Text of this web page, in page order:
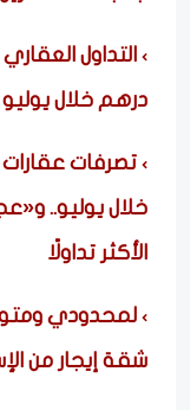
درهم خلال يوليو 2026 بنمو 61.8%
خلال يوليو..
الأكثر تداولًا
لمحدودي
شقة إيجار من الإسكان بـ